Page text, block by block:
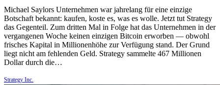
Michael Saylors Unternehmen war jahrelang für eine einzige
Botschaft bekannt: kaufen, koste es, was es wolle. Jetzt tut Strategy
das Gegenteil. Zum dritten Mal in Folge hat das Unternehmen in der
vergangenen Woche keinen einzigen Bitcoin erworben — obwohl
frisches Kapital in Millionenhöhe zur Verfügung stand. Der Grund
liegt nicht am fehlenden Geld. Strategy sammelte 467 Millionen
Dollar durch die…
Strategy Inc.